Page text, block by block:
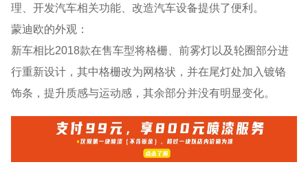
理、开发汽车相关功能、改造汽车设备提供了便利。
蒙迪欧的外观：
新车相比2018款在售车型将格栅、前雾灯以及轮圈部分进
行重新设计，其中格栅改为网格状，并在尾灯处加入镀铬
饰条，提升质感与运动感，其余部分并没有明显变化。